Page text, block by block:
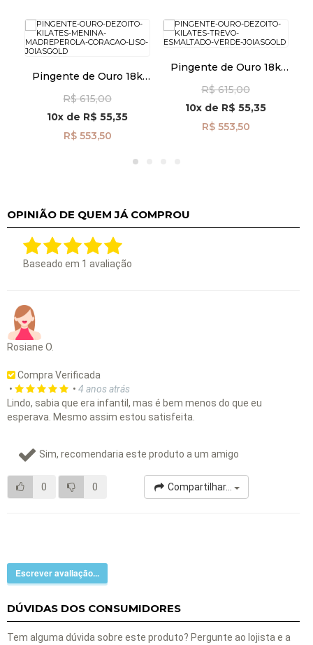
Pingente de Ouro 18k
Coração Liso pi24487
R$ 615,00
10x de R$ 55,35
R$ 553,50
Pingente de Ouro 18k
pi24481
R$ 615,00
10x de R$ 55,35
R$ 553,50
OPINIÃO DE QUEM JÁ COMPROU
Baseado em 1 avaliação
Rosiane O.
Compra Verificada
•
• 4 anos atrás
Lindo, sabia que era infantil, mas é bem menos do que eu
esperava. Mesmo assim estou satisfeita.
Sim, recomendaria este produto a um amigo
0 0 Compartilhar...
Escrever avaliação...
DÚVIDAS DOS CONSUMIDORES
Tem alguma dúvida sobre este produto? Pergunte ao lojista e a